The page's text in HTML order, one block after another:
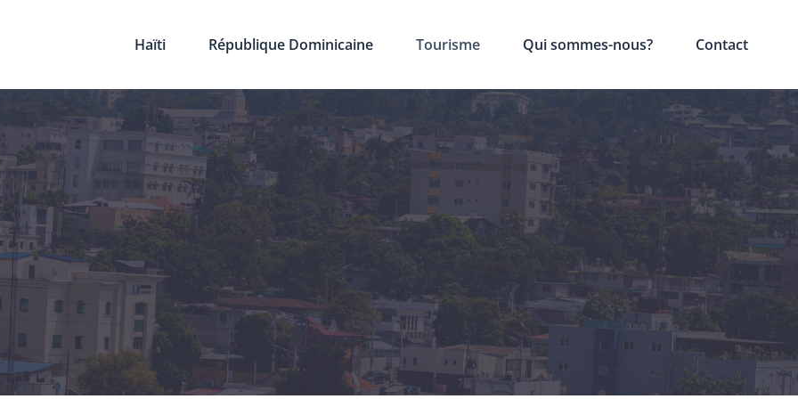
Haïti République Dominicaine Tourisme Qui sommes-nous? Contact